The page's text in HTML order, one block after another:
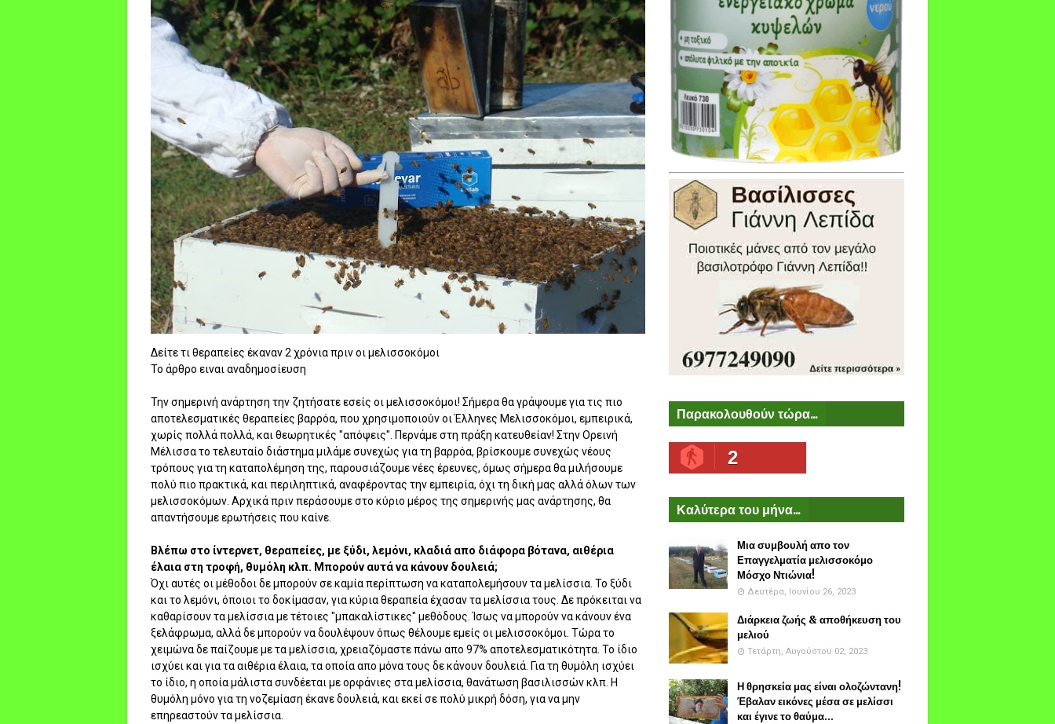
Δείτε τι θεραπείες έκαναν 2 χρόνια πριν οι μελισσοκόμοι
Το άρθρο ειναι αναδημοσίευση
Την σημερινή ανάρτηση την ζητήσατε εσείς οι μελισσοκόμοι! Σήμερα θα γράψουμε για τις πιο
αποτελεσματικές θεραπείες βαρρόα, που χρησιμοποιούν οι Έλληνες Μελισσοκόμοι, εμπειρικά,
χωρίς πολλά πολλά, και θεωρητικές "απόψεις". Περνάμε στη πράξη κατευθείαν! Στην Ορεινή
Μέλισσα το τελευταίο διάστημα μιλάμε συνεχώς για τη βαρρόα, βρίσκουμε συνεχώς νέους
τρόπους για τη καταπολέμηση της, παρουσιάζουμε νέες έρευνες, όμως σήμερα θα μιλήσουμε
πολύ πιο πρακτικά, και περιληπτικά, αναφέροντας την εμπειρία, όχι τη δική μας αλλά όλων των
μελισσοκόμων. Αρχικά πριν περάσουμε στο κύριο μέρος της σημερινής μας ανάρτησης, θα
απαντήσουμε ερωτήσεις που καίνε.
Βλέπω στο ίντερνετ, θεραπείες, με ξύδι, λεμόνι, κλαδιά απο διάφορα βότανα, αιθέρια
έλαια στη τροφή, θυμόλη κλπ. Μπορούν αυτά να κάνουν δουλειά;
Όχι αυτές οι μέθοδοι δε μπορούν σε καμία περίπτωση να καταπολεμήσουν τα μελίσσια. Το ξύδι
και το λεμόνι, όποιοι το δοκίμασαν, για κύρια θεραπεία έχασαν τα μελίσσια τους. Δε πρόκειται να
καθαρίσουν τα μελίσσια με τέτοιες "μπακαλίστικες" μεθόδους. Ίσως να μπορούν να κάνουν ένα
ξελάφρωμα, αλλά δε μπορούν να δουλέψουν όπως θέλουμε εμείς οι μελισσοκόμοι. Τώρα το
χειμώνα δε παίζουμε με τα μελίσσια, χρειαζόμαστε πάνω απο 97% αποτελεσματικότητα. Το ίδιο
ισχύει και για τα αιθέρια έλαια, τα οποία απο μόνα τους δε κάνουν δουλειά. Για τη θυμόλη ισχύει
το ίδιο, η οποία μάλιστα συνδέεται με ορφάνιες στα μελίσσια, θανάτωση βασιλισσών κλπ. Η
θυμόλη μόνο για τη νοζεμίαση έκανε δουλειά, και εκεί σε πολύ μικρή δόση, για να μην
επηρεαστούν τα μελίσσια.
Παρακολουθούν τώρα...
2
Καλύτερα του μήνα...
Μια συμβουλή απο τον
Επαγγελματία μελισσοκόμο
Μόσχο Ντιώνια!
Δευτέρα, Ιουνίου 26, 2023
Διάρκεια ζωής & αποθήκευση του
μελιού
Τετάρτη, Αυγούστου 02, 2023
Η θρησκεία μας είναι ολοζώντανη!
Έβαλαν εικόνες μέσα σε μελίσσι
και έγινε το θαύμα...